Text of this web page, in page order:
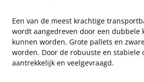
Een van de meest krachtige
wordt aangedreven door een dubbele
kunnen worden. Grote pallets en
worden. Door de robuuste en
aantrekkelijk en veelgevraagd.